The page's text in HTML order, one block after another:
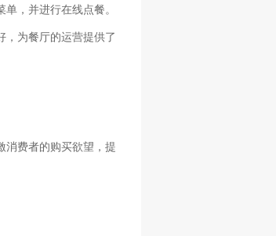
，并进行在线点餐。
，为餐厅的运营提供了
消费者的购买欲望，提